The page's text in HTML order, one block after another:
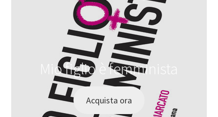
Mio figlio è femminista
Acquista ora